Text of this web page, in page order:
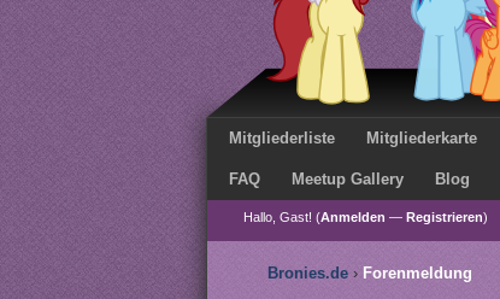
Mitgliederliste Mitgliederkarte
FAQ Meetup Gallery Blog
Hallo, Gast! (Anmelden — Registrieren)
Bronies.de › Forenmeldung